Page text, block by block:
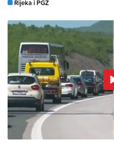
Rijeka i PGŽ